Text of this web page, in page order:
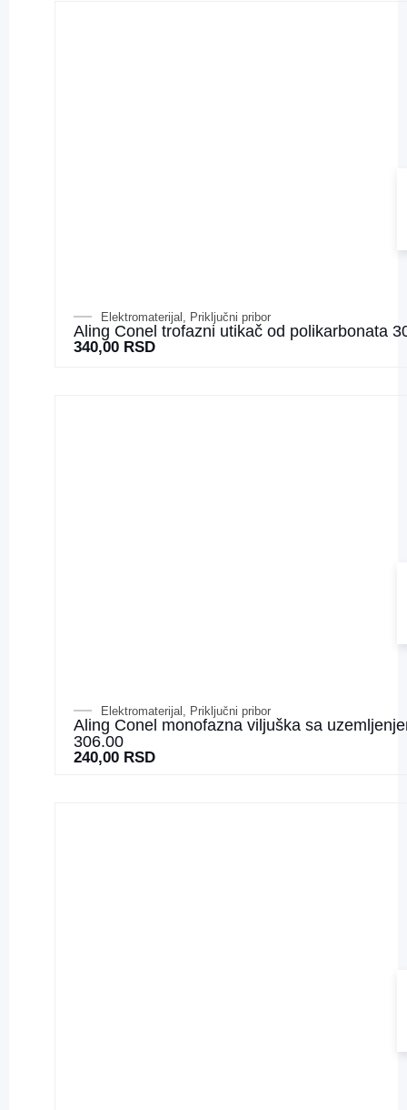
Elektromaterijal Priključni pribor
Aling Conel trofazni utikač od polikarbonata
340,00 RSD
Elektromaterijal Priključni pribor
Aling Conel monofazna viljuška sa
306.00
240,00 RSD